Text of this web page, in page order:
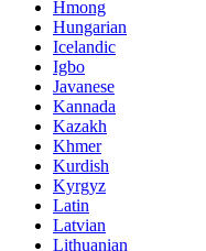
Hmong
Hungarian
Icelandic
Igbo
Javanese
Kannada
Kazakh
Khmer
Kurdish
Kyrgyz
Latin
Latvian
Lithuanian